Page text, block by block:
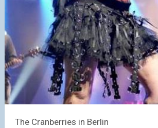
The Cranberries in Berlin